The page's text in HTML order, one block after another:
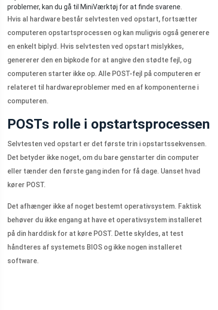
problemer, kan du gå til MiniVærktøj for at finde svarene.
Hvis al hardware består selvtesten ved opstart, fortsætter
computeren opstartsprocessen og kan muligvis også generere
en enkelt biplyd. Hvis selvtesten ved opstart mislykkes,
genererer den en bipkode for at angive den stødte fejl, og
computeren starter ikke op. Alle POST-fejl på computeren er
relateret til hardwareproblemer med en af ​​komponenterne i
computeren.
POSTs rolle i opstartsprocessen
Selvtesten ved opstart er det første trin i opstartssekvensen.
Det betyder ikke noget, om du bare genstarter din computer
eller tænder den første gang inden for få dage. Uanset hvad
kører POST.
Det afhænger ikke af noget bestemt operativsystem. Faktisk
behøver du ikke engang at have et operativsystem installeret
på din harddisk for at køre POST. Dette skyldes, at test
håndteres af systemets BIOS og ikke nogen installeret
software.